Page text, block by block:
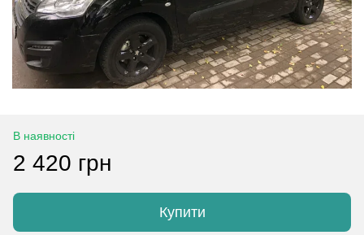
В наявності
2 420 грн
Купити